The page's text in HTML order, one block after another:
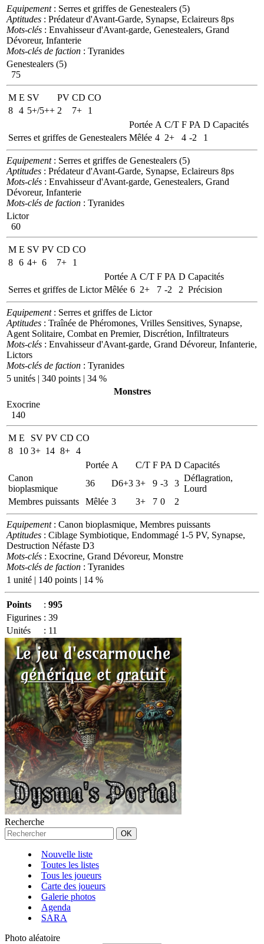
Equipement: Serres et griffes de Genestealers (5)
Aptitudes : Prédateur d'Avant-Garde, Synapse, Eclaireurs 8ps
Mots-clés : Envahisseur d'Avant-garde, Genestealers, Grand
Dévoreur, Infanterie
Mots-clés de faction : Tyranides
Genestealers (5)
75
M E SV PV CD CO
8 4 5+/5++ 2 7+
1
Portée A C/T F PA D Capacités
Serres et griffes de Genestealers Mêlée 4 2+ 4 -2 1
Equipement: Serres et griffes de Genestealers (5)
Aptitudes : Prédateur d'Avant-Garde, Synapse, Eclaireurs 8ps
Mots-clés : Envahisseur d'Avant-garde, Genestealers, Grand
Dévoreur, Infanterie
Mots-clés de faction : Tyranides
Lictor
60
M E SV PV CD CO
8 6 4+ 6 7+
1
Portée A C/T F PA D Capacités
Serres et griffes de Lictor Mêlée 6 2+ 7 -2 2 Précision
Equipement: Serres et griffes de Lictor
Aptitudes : Traînée de Phéromones, Vrilles Sensitives, Synapse,
Agent Solitaire, Combat en Premier, Discrétion, Infiltrateurs
Mots-clés : Envahisseur d'Avant-garde, Grand Dévoreur, Infanterie,
Lictors
Mots-clés de faction : Tyranides
5 unités | 340 points | 34 %
Monstres
Exocrine
140
M E SV PV CD CO
8
10 3+ 14 8+ 4
Portée A C/T F PA D Capacités
Canon
bioplasmique
36 D6+3 3+ 9 -3 3
Déflagration,
Lourd
Membres puissants
Mêlée 3 3+ 7 0 2
Equipement: Canon bioplasmique, Membres puissants
Aptitudes : Ciblage Symbiotique, Endommagé 1-5 PV, Synapse,
Destruction Néfaste D3
Mots-clés : Exocrine, Grand Dévoreur, Monstre
Mots-clés de faction : Tyranides
1 unité | 140 points | 14 %
Points : 995
Figurines : 39
Unités
: 11
Recherche
Nouvelle liste
Toutes les listes
Tous les joueurs
Carte des joueurs
Galerie photos
Agenda
SARA
Photo aléatoire